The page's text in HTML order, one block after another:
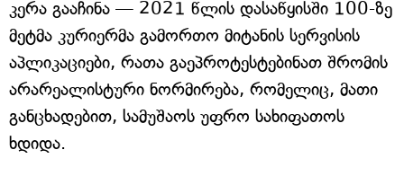
კერა გააჩინა — 2021 წლის დასაწყისში 100-ზე
მეტმა კურიერმა გამორთო მიტანის სერვისის
აპლიკაციები, რათა გაეპროტესტებინათ შრომის
არარეალისტური ნორმირება, რომელიც, მათი
განცხადებით, სამუშაოს უფრო სახიფათოს
ხდიდა.